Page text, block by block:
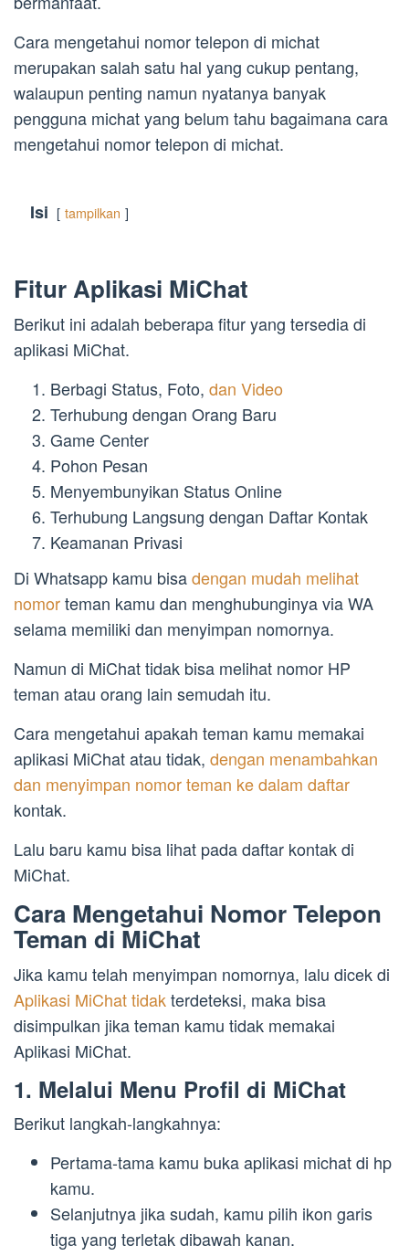
Cara mengetahui nomor telepon di michat
merupakan salah satu hal yang cukup pentang,
walaupun penting namun nyatanya banyak
pengguna michat yang belum tahu bagaimana cara
mengetahui nomor telepon di michat.
Isi tampilkan
Fitur Aplikasi MiChat
Berikut ini adalah beberapa fitur yang tersedia di
aplikasi MiChat.
Berbagi Status, Foto, dan Video
Terhubung dengan Orang Baru
Game Center
Pohon Pesan
Menyembunyikan Status Online
Terhubung Langsung dengan Daftar Kontak
Keamanan Privasi
Di Whatsapp kamu bisadengan mudah melihat
nomorteman kamu dan menghubunginya via WA
selama memiliki dan menyimpan nomornya.
Namun di MiChat tidak bisa melihat nomor HP
teman atau orang lain semudah itu.
Cara mengetahui apakah teman kamu memakai
aplikasi MiChat atau tidak, dengan menambahkan
dan menyimpan nomor teman ke dalam daftar
kontak.
Lalu baru kamu bisa lihat pada daftar kontak di
MiChat.
Cara Mengetahui Nomor Telepon
Teman di MiChat
Jika kamu telah menyimpan nomornya, lalu dicek di
Aplikasi MiChat tidakterdeteksi, maka bisa
disimpulkan jika teman kamu tidak memakai
Aplikasi MiChat.
1. Melalui Menu Profil di MiChat
Berikut langkah-langkahnya:
Pertama-tama kamu buka aplikasi michat di hp
kamu.
Selanjutnya jika sudah, kamu pilih ikon garis
tiga yang terletak dibawah kanan.